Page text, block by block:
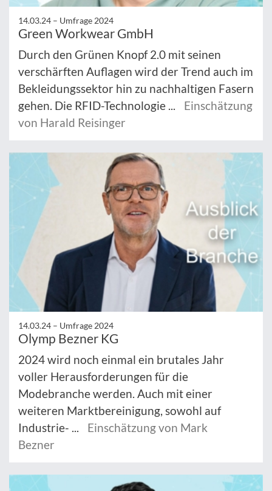
14.03.24 – Umfrage 2024
Green Workwear GmbH
Durch den Grünen Knopf 2.0 mit seinen
verschärften Auflagen wird der Trend auch im
Bekleidungssektor hin zu nachhaltigen Fasern
gehen. Die RFID-Technologie ...
Einschätzung
von Harald Reisinger
14.03.24 – Umfrage 2024
Olymp Bezner KG
2024 wird noch einmal ein brutales Jahr
voller Herausforderungen für die
Modebranche werden. Auch mit einer
weiteren Marktbereinigung, sowohl auf
Industrie- ...
Einschätzung von Mark
Bezner